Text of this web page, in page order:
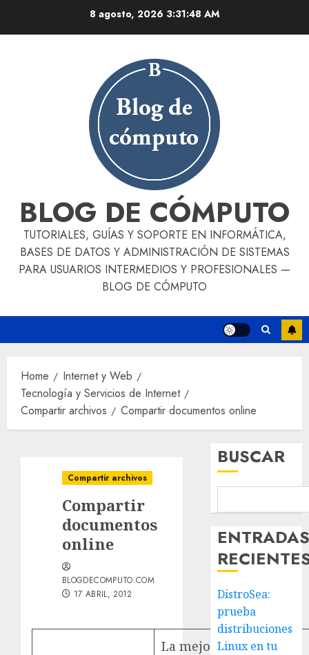
8 agosto, 2026 3:31:48 AM
BLOG DE CÓMPUTO
TUTORIALES, GUÍAS Y SOPORTE EN INFORMÁTICA,
BASES DE DATOS Y ADMINISTRACIÓN DE SISTEMAS
PARA USUARIOS INTERMEDIOS Y PROFESIONALES —
BLOG DE CÓMPUTO
Home
Internet y Web
Tecnología y Servicios de Internet
Compartir archivos
Compartir documentos online
Compartir archivos
Compartir
documentos
online
BLOGDECOMPUTO.COM
17 ABRIL, 2012
La mejor
BUSCAR
DistroSea:
prueba
distribuciones
Linux en tu